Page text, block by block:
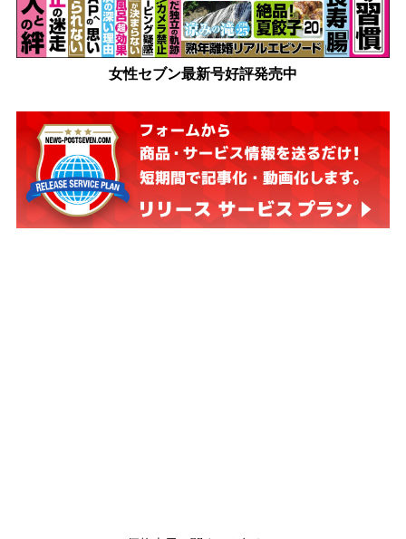
女性セブン最新号好評発売中